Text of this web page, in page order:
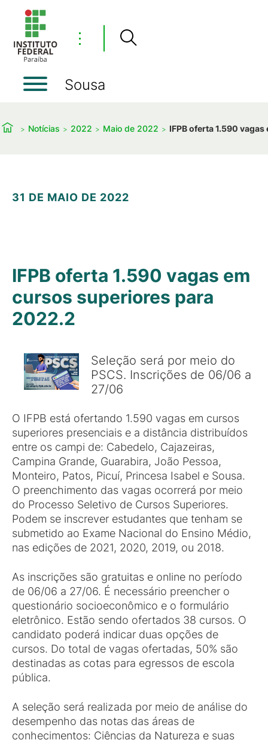
⋮
Sousa
Notícias 2022 Maio de 2022 IFPB oferta 1.590
31 DE MAIO DE 2022
IFPB oferta 1.590 vagas em
cursos superiores para
2022.2
Seleção será por meio do
PSCS. Inscrições de 06/06 a
27/06
O IFPB está ofertando 1.590 vagas em cursos
superiores presenciais e a distância distribuídos
entre os campi de: Cabedelo, Cajazeiras,
Campina Grande, Guarabira, João Pessoa,
Monteiro, Patos, Picuí, Princesa Isabel e Sousa.
O preenchimento das vagas ocorrerá por meio
do Processo Seletivo de Cursos Superiores.
Podem se inscrever estudantes que tenham se
submetido ao Exame Nacional do Ensino Médio,
nas edições de 2021, 2020, 2019, ou 2018.
As inscrições são gratuitas e online no período
de 06/06 a 27/06. É necessário preencher o
questionário socioeconômico e o formulário
eletrônico. Estão sendo ofertados 38 cursos. O
candidato poderá indicar duas opções de
cursos. Do total de vagas ofertadas, 50% são
destinadas as cotas para egressos de escola
pública.
A seleção será realizada por meio de análise do
desempenho das notas das áreas de
conhecimentos: Ciências da Natureza e suas